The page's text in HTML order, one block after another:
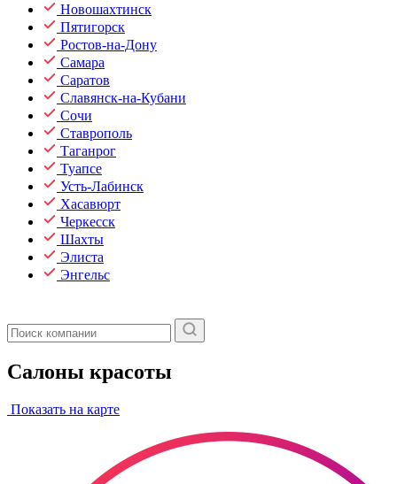
Новошахтинск
Пятигорск
Ростов-на-Дону
Самара
Саратов
Славянск-на-Кубани
Сочи
Ставрополь
Таганрог
Туапсе
Усть-Лабинск
Хасавюрт
Черкесск
Шахты
Элиста
Энгельс
Салоны красоты
Показать на карте